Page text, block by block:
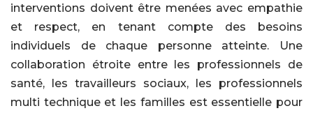
interventions doivent être menées avec empathie
et respect, en tenant compte des besoins
individuels de chaque personne atteinte. Une
collaboration étroite entre les professionnels de
santé, les travailleurs sociaux, les professionnels
multi technique et les familles est essentielle pour